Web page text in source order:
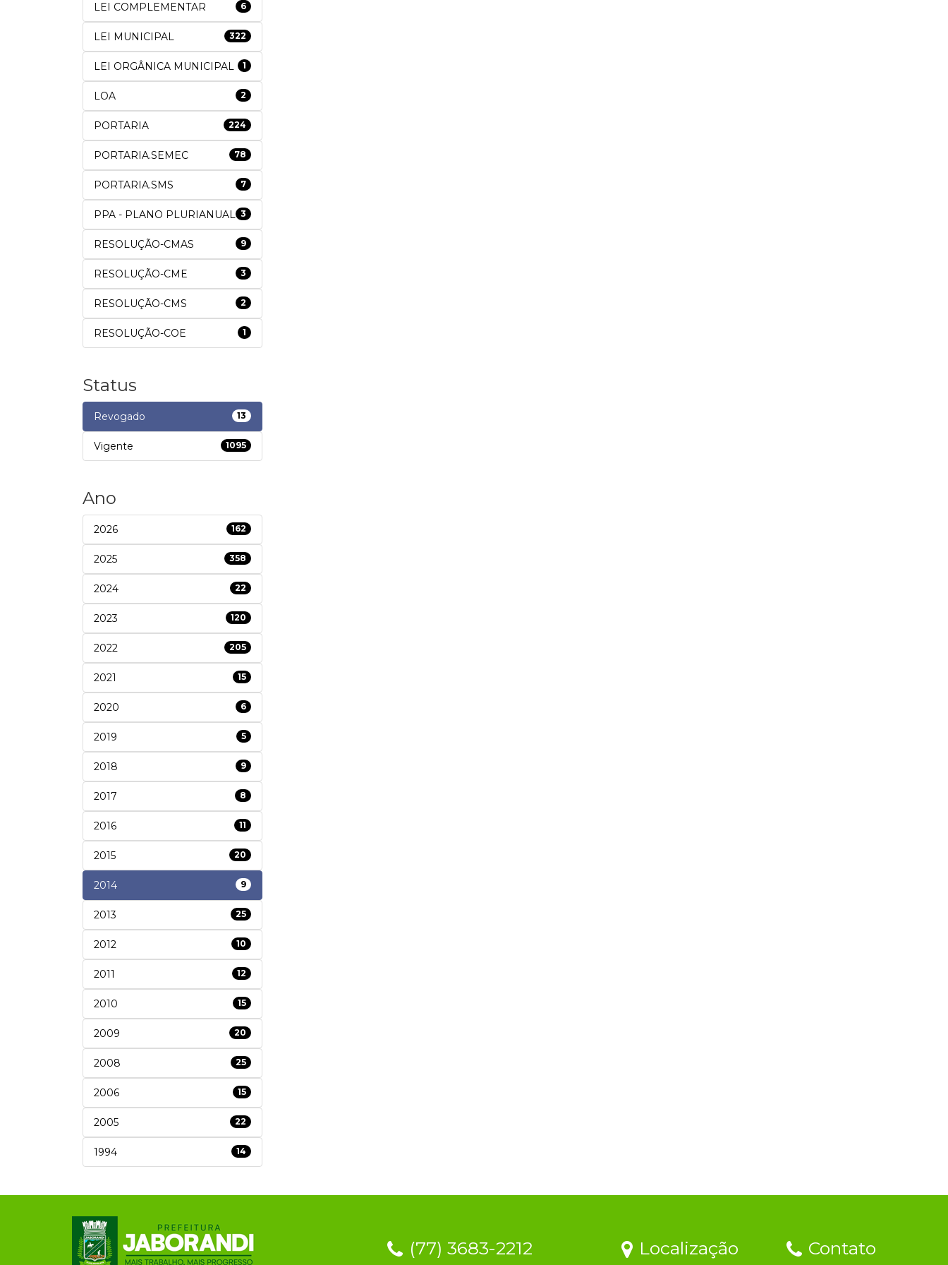
LEI COMPLEMENTAR 6
LEI MUNICIPAL 322
LEI ORGÂNICA MUNICIPAL 1
LOA 2
PORTARIA 224
PORTARIA.SEMEC 78
PORTARIA.SMS 7
PPA - PLANO PLURIANUAL 3
RESOLUÇÃO-CMAS 9
RESOLUÇÃO-CME 3
RESOLUÇÃO-CMS 2
RESOLUÇÃO-COE 1
Status
Revogado 13
Vigente 1095
Ano
2026 162
2025 358
2024 22
2023 120
2022 205
2021 15
2020 6
2019 5
2018 9
2017 8
2016 11
2015 20
2014 9
2013 25
2012 10
2011 12
2010 15
2009 20
2008 25
2006 15
2005 22
1994 14
(77) 3683-2212 Localização Contato